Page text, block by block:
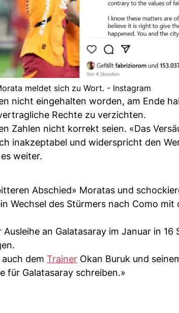
meldet sich zu Wort. - Instagram
nicht eingehalten worden, am Ende
Rechte zu verzichten.
Zahlen nicht korrekt seien. «Das
inakzeptabel und widerspricht den
weiter.
Abschied» Moratas und
Wechsel des Stürmers nach Como mit
an Galatasaray im Januar in 16
dem Trainer Okan Buruk und
für Galatasaray schreiben.»